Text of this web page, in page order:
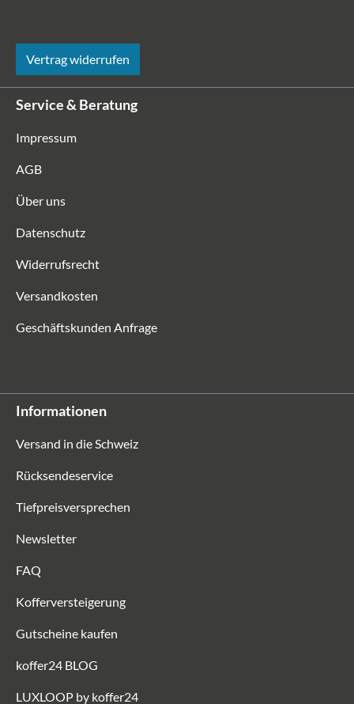
Vertrag widerrufen
Service & Beratung
Impressum
AGB
Über uns
Datenschutz
Widerrufsrecht
Versandkosten
Geschäftskunden Anfrage
Informationen
Versand in die Schweiz
Rücksendeservice
Tiefpreisversprechen
Newsletter
FAQ
Kofferversteigerung
Gutscheine kaufen
koffer24 BLOG
LUXLOOP by koffer24